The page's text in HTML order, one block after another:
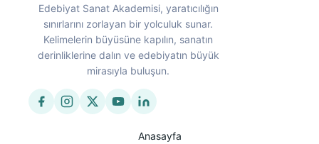
Edebiyat Sanat Akademisi, yaratıcılığın
sınırlarını zorlayan bir yolculuk sunar.
Kelimelerin büyüsüne kapılın, sanatın
derinliklerine dalın ve edebiyatın büyük
mirasıyla buluşun.
Anasayfa